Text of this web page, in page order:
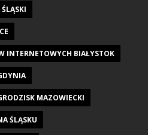
INTERNETOWYCH BIAŁYSTOK
MAZOWIECKI
ŚLĄSKU